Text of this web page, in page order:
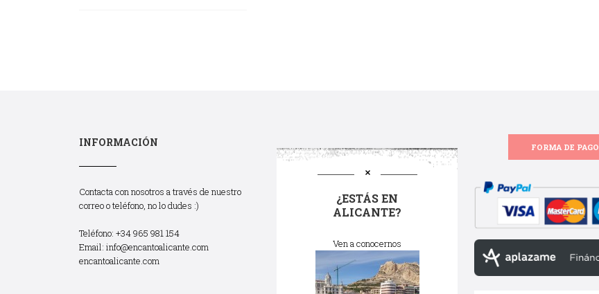
INFORMACIÓN
Contacta con nosotros a través de nuestro
correo o teléfono, no lo dudes :)
Teléfono: +34 965 981 154
Email: info@encantoalicante.com
encantoalicante.com
¿ESTÁS EN
ALICANTE?
Ven a conocernos
FORMA DE PAGO